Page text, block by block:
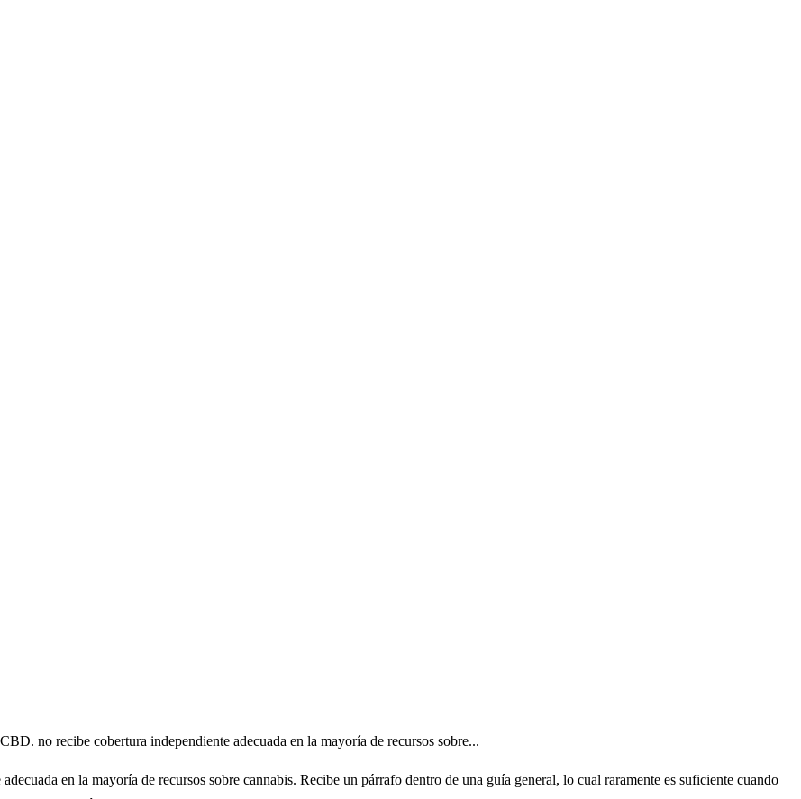
no recibe cobertura independiente adecuada en la mayoría de recursos sobre...
en la mayoría de recursos sobre cannabis. Recibe un párrafo dentro de una guía general, lo cual raramente es suficiente cuando